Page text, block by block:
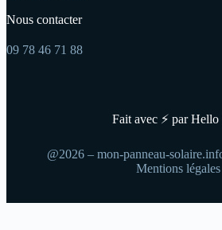
Nous contacter
09 78 46 71 88
Fait avec ⚡ par Hello
@2026 – mon-panneau-
Mentions légales